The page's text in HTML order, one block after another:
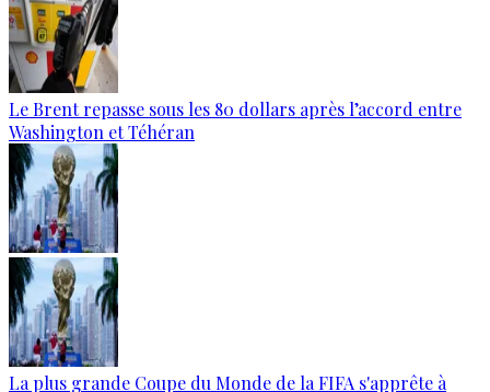
Le Brent repasse sous les 80 dollars après l’accord entre
Washington et Téhéran
La plus grande Coupe du Monde de la FIFA s'apprête à